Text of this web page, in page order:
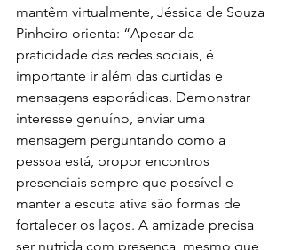
mantêm virtualmente, Jéssica de Souza
Pinheiro orienta: “Apesar da
praticidade das redes sociais, é
importante ir além das curtidas e
mensagens esporádicas. Demonstrar
interesse genuíno, enviar uma
mensagem perguntando como a
pessoa está, propor encontros
presenciais sempre que possível e
manter a escuta ativa são formas de
fortalecer os laços. A amizade precisa
ser nutrida com presença, mesmo que